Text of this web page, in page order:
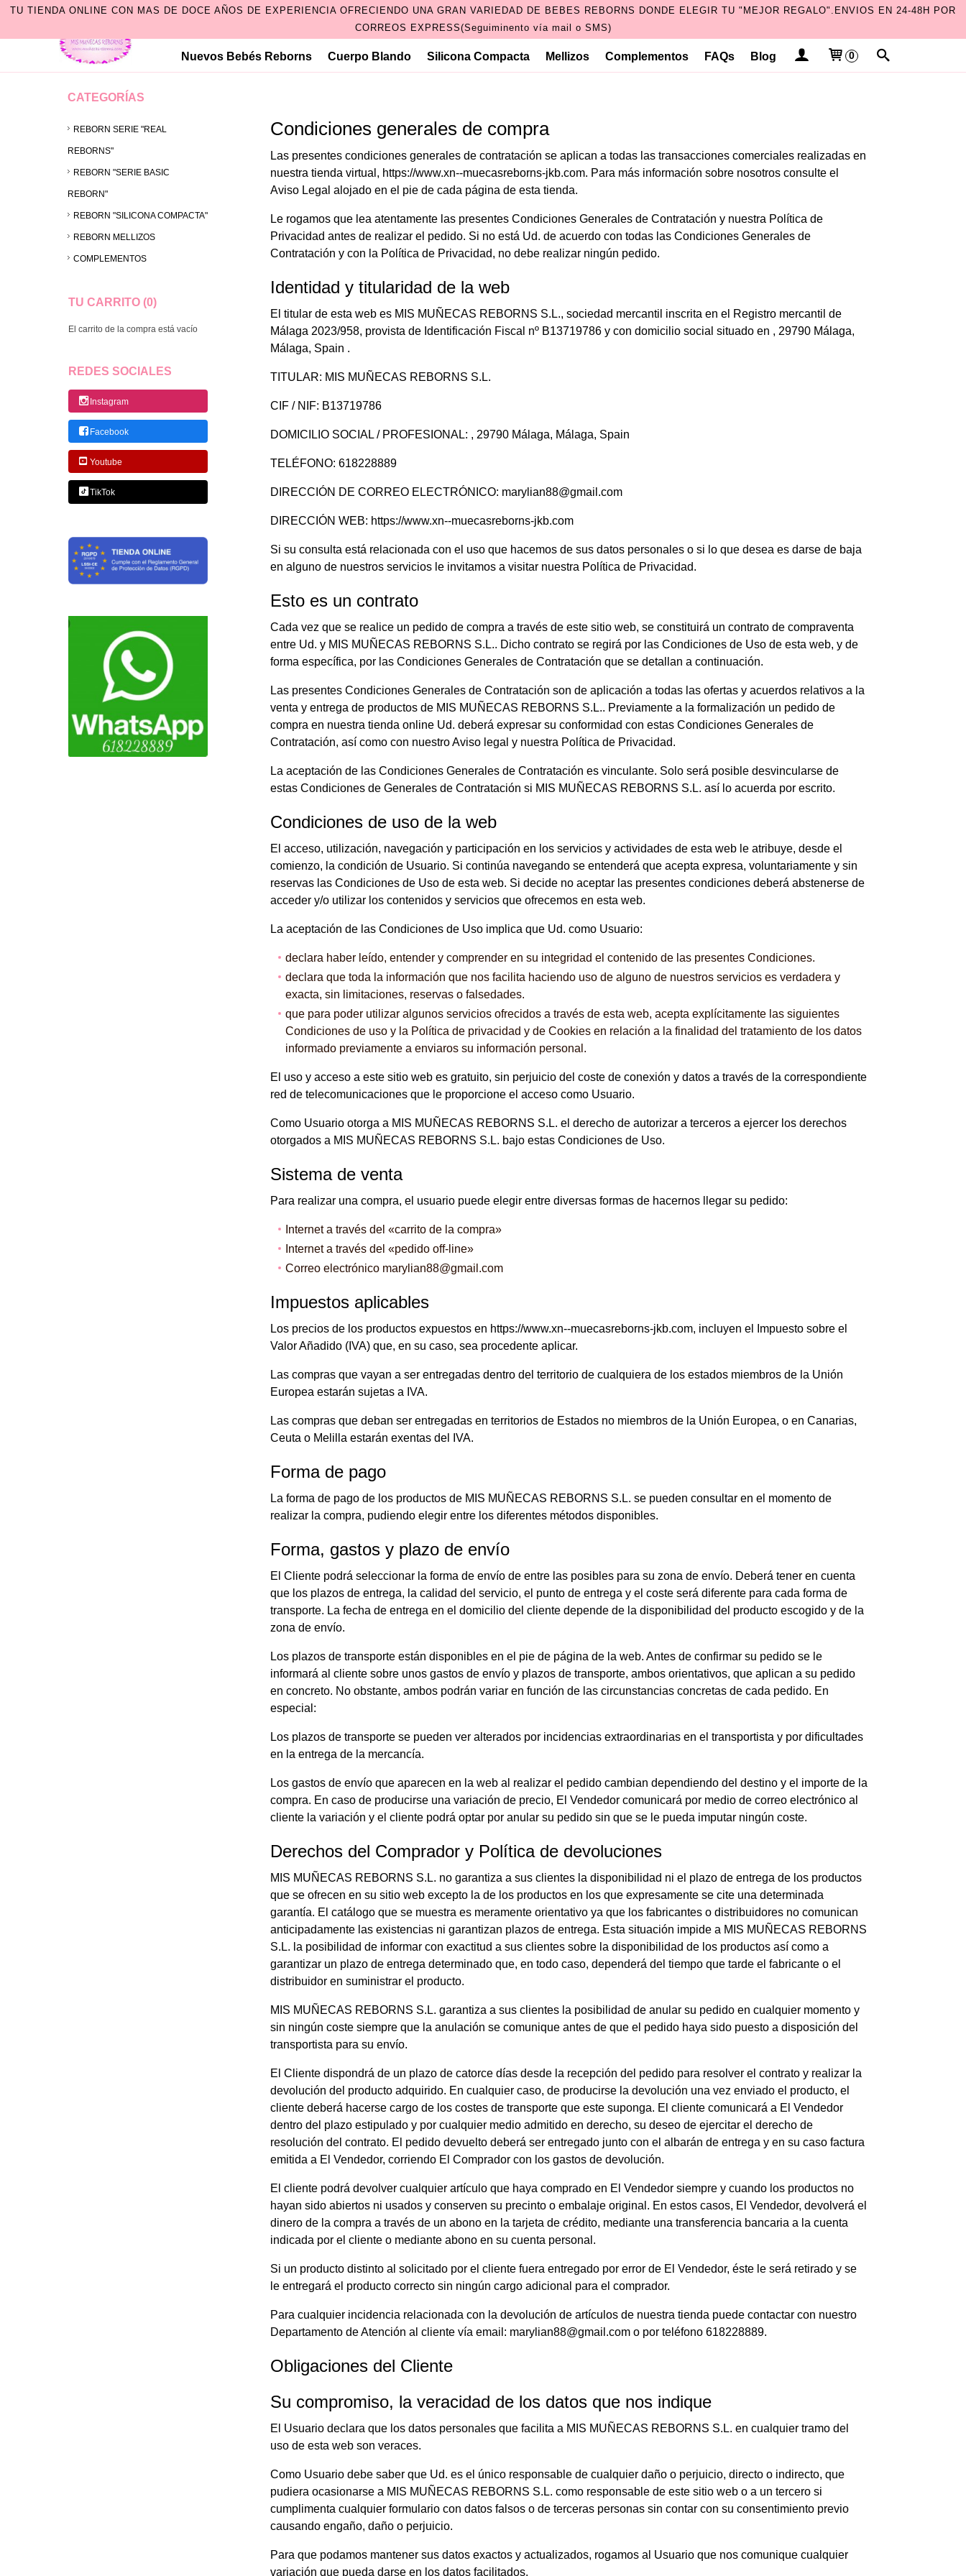
TU TIENDA ONLINE CON MAS DE DOCE AÑOS DE EXPERIENCIA OFRECIENDO UNA GRAN VARIEDAD DE BEBES REBORNS DONDE ELEGIR TU "MEJOR REGALO".ENVIOS EN 24-48H POR
CORREOS EXPRESS(Seguiminento vía mail o SMS)
Nuevos Bebés Reborns Cuerpo Blando Silicona Compacta Mellizos Complementos FAQs Blog 0
CATEGORÍAS
REBORN SERIE "REAL
REBORNS"
REBORN "SERIE BASIC
REBORN"
REBORN "SILICONA COMPACTA"
REBORN MELLIZOS
COMPLEMENTOS
TU CARRITO (0)
El carrito de la compra está vacío
REDES SOCIALES
Instagram
Facebook
Youtube
TikTok
Condiciones generales de compra
Las presentes condiciones generales de contratación se aplican a todas las transacciones comerciales realizadas en
nuestra tienda virtual, https://www.xn--muecasreborns-jkb.com. Para más información sobre nosotros consulte el
Aviso Legal alojado en el pie de cada página de esta tienda.
Le rogamos que lea atentamente las presentes Condiciones Generales de Contratación y nuestra Política de
Privacidad antes de realizar el pedido. Si no está Ud. de acuerdo con todas las Condiciones Generales de
Contratación y con la Política de Privacidad, no debe realizar ningún pedido.
Identidad y titularidad de la web
El titular de esta web es MIS MUÑECAS REBORNS S.L., sociedad mercantil inscrita en el Registro mercantil de
Málaga 2023/958, provista de Identificación Fiscal nº B13719786 y con domicilio social situado en , 29790 Málaga,
Málaga, Spain .
TITULAR: MIS MUÑECAS REBORNS S.L.
CIF / NIF: B13719786
DOMICILIO SOCIAL / PROFESIONAL: , 29790 Málaga, Málaga, Spain
TELÉFONO: 618228889
DIRECCIÓN DE CORREO ELECTRÓNICO: marylian88@gmail.com
DIRECCIÓN WEB: https://www.xn--muecasreborns-jkb.com
Si su consulta está relacionada con el uso que hacemos de sus datos personales o si lo que desea es darse de baja
en alguno de nuestros servicios le invitamos a visitar nuestra Política de Privacidad.
Esto es un contrato
Cada vez que se realice un pedido de compra a través de este sitio web, se constituirá un contrato de compraventa
entre Ud. y MIS MUÑECAS REBORNS S.L.. Dicho contrato se regirá por las Condiciones de Uso de esta web, y de
forma específica, por las Condiciones Generales de Contratación que se detallan a continuación.
Las presentes Condiciones Generales de Contratación son de aplicación a todas las ofertas y acuerdos relativos a la
venta y entrega de productos de MIS MUÑECAS REBORNS S.L.. Previamente a la formalización un pedido de
compra en nuestra tienda online Ud. deberá expresar su conformidad con estas Condiciones Generales de
Contratación, así como con nuestro Aviso legal y nuestra Política de Privacidad.
La aceptación de las Condiciones Generales de Contratación es vinculante. Solo será posible desvincularse de
estas Condiciones de Generales de Contratación si MIS MUÑECAS REBORNS S.L. así lo acuerda por escrito.
Condiciones de uso de la web
El acceso, utilización, navegación y participación en los servicios y actividades de esta web le atribuye, desde el
comienzo, la condición de Usuario. Si continúa navegando se entenderá que acepta expresa, voluntariamente y sin
reservas las Condiciones de Uso de esta web. Si decide no aceptar las presentes condiciones deberá abstenerse de
acceder y/o utilizar los contenidos y servicios que ofrecemos en esta web.
La aceptación de las Condiciones de Uso implica que Ud. como Usuario:
declara haber leído, entender y comprender en su integridad el contenido de las presentes Condiciones.
declara que toda la información que nos facilita haciendo uso de alguno de nuestros servicios es verdadera y
exacta, sin limitaciones, reservas o falsedades.
que para poder utilizar algunos servicios ofrecidos a través de esta web, acepta explícitamente las siguientes
Condiciones de uso y la Política de privacidad y de Cookies en relación a la finalidad del tratamiento de los datos
informado previamente a enviaros su información personal.
El uso y acceso a este sitio web es gratuito, sin perjuicio del coste de conexión y datos a través de la correspondiente
red de telecomunicaciones que le proporcione el acceso como Usuario.
Como Usuario otorga a MIS MUÑECAS REBORNS S.L. el derecho de autorizar a terceros a ejercer los derechos
otorgados a MIS MUÑECAS REBORNS S.L. bajo estas Condiciones de Uso.
Sistema de venta
Para realizar una compra, el usuario puede elegir entre diversas formas de hacernos llegar su pedido:
Internet a través del «carrito de la compra»
Internet a través del «pedido off-line»
Correo electrónico marylian88@gmail.com
Impuestos aplicables
Los precios de los productos expuestos en https://www.xn--muecasreborns-jkb.com, incluyen el Impuesto sobre el
Valor Añadido (IVA) que, en su caso, sea procedente aplicar.
Las compras que vayan a ser entregadas dentro del territorio de cualquiera de los estados miembros de la Unión
Europea estarán sujetas a IVA.
Las compras que deban ser entregadas en territorios de Estados no miembros de la Unión Europea, o en Canarias,
Ceuta o Melilla estarán exentas del IVA.
Forma de pago
La forma de pago de los productos de MIS MUÑECAS REBORNS S.L. se pueden consultar en el momento de
realizar la compra, pudiendo elegir entre los diferentes métodos disponibles.
Forma, gastos y plazo de envío
El Cliente podrá seleccionar la forma de envío de entre las posibles para su zona de envío. Deberá tener en cuenta
que los plazos de entrega, la calidad del servicio, el punto de entrega y el coste será diferente para cada forma de
transporte. La fecha de entrega en el domicilio del cliente depende de la disponibilidad del producto escogido y de la
zona de envío.
Los plazos de transporte están disponibles en el pie de página de la web. Antes de confirmar su pedido se le
informará al cliente sobre unos gastos de envío y plazos de transporte, ambos orientativos, que aplican a su pedido
en concreto. No obstante, ambos podrán variar en función de las circunstancias concretas de cada pedido. En
especial:
Los plazos de transporte se pueden ver alterados por incidencias extraordinarias en el transportista y por dificultades
en la entrega de la mercancía.
Los gastos de envío que aparecen en la web al realizar el pedido cambian dependiendo del destino y el importe de la
compra. En caso de producirse una variación de precio, El Vendedor comunicará por medio de correo electrónico al
cliente la variación y el cliente podrá optar por anular su pedido sin que se le pueda imputar ningún coste.
Derechos del Comprador y Política de devoluciones
MIS MUÑECAS REBORNS S.L. no garantiza a sus clientes la disponibilidad ni el plazo de entrega de los productos
que se ofrecen en su sitio web excepto la de los productos en los que expresamente se cite una determinada
garantía. El catálogo que se muestra es meramente orientativo ya que los fabricantes o distribuidores no comunican
anticipadamente las existencias ni garantizan plazos de entrega. Esta situación impide a MIS MUÑECAS REBORNS
S.L. la posibilidad de informar con exactitud a sus clientes sobre la disponibilidad de los productos así como a
garantizar un plazo de entrega determinado que, en todo caso, dependerá del tiempo que tarde el fabricante o el
distribuidor en suministrar el producto.
MIS MUÑECAS REBORNS S.L. garantiza a sus clientes la posibilidad de anular su pedido en cualquier momento y
sin ningún coste siempre que la anulación se comunique antes de que el pedido haya sido puesto a disposición del
transportista para su envío.
El Cliente dispondrá de un plazo de catorce días desde la recepción del pedido para resolver el contrato y realizar la
devolución del producto adquirido. En cualquier caso, de producirse la devolución una vez enviado el producto, el
cliente deberá hacerse cargo de los costes de transporte que este suponga. El cliente comunicará a El Vendedor
dentro del plazo estipulado y por cualquier medio admitido en derecho, su deseo de ejercitar el derecho de
resolución del contrato. El pedido devuelto deberá ser entregado junto con el albarán de entrega y en su caso factura
emitida a El Vendedor, corriendo El Comprador con los gastos de devolución.
El cliente podrá devolver cualquier artículo que haya comprado en El Vendedor siempre y cuando los productos no
hayan sido abiertos ni usados y conserven su precinto o embalaje original. En estos casos, El Vendedor, devolverá el
dinero de la compra a través de un abono en la tarjeta de crédito, mediante una transferencia bancaria a la cuenta
indicada por el cliente o mediante abono en su cuenta personal.
Si un producto distinto al solicitado por el cliente fuera entregado por error de El Vendedor, éste le será retirado y se
le entregará el producto correcto sin ningún cargo adicional para el comprador.
Para cualquier incidencia relacionada con la devolución de artículos de nuestra tienda puede contactar con nuestro
Departamento de Atención al cliente vía email: marylian88@gmail.com o por teléfono 618228889.
Obligaciones del Cliente
Su compromiso, la veracidad de los datos que nos indique
El Usuario declara que los datos personales que facilita a MIS MUÑECAS REBORNS S.L. en cualquier tramo del
uso de esta web son veraces.
Como Usuario debe saber que Ud. es el único responsable de cualquier daño o perjuicio, directo o indirecto, que
pudiera ocasionarse a MIS MUÑECAS REBORNS S.L. como responsable de este sitio web o a un tercero si
cumplimenta cualquier formulario con datos falsos o de terceras personas sin contar con su consentimiento previo
causando engaño, daño o perjuicio.
Para que podamos mantener sus datos exactos y actualizados, rogamos al Usuario que nos comunique cualquier
variación que pueda darse en los datos facilitados.